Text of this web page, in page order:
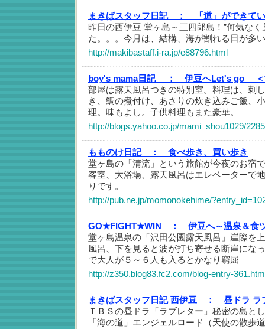
まきばスタッフ日記 ：
「道」ができて
昨日の西伊豆 堂ヶ島～三四郎島！”何気な
た。。。今月は、結構、海が割れる日が多
http://makibastaff.i-ra.jp/e88796.html
boy's mama日記 ：
伊豆へLet's go ＜
部屋は露天風呂つきの特別室。料理は、刺
き、鯛の煮付け、あさりの炊き込みご飯、
理。味もよし。子供料理もまた豪華。
http://blogs.yahoo.co.jp/mami_shou1029/
もものけ日記 ：
食べ歩き、買い歩き
堂ヶ島の「清流」という旅館が今夜のお宿
客室、大浴場、露天風呂はエレベーターで
りです。
http://pub.ne.jp/momonokehime/
GO★FIGHT★WIN ：
伊豆へ～温泉＆食
堂ヶ島温泉の「沢田公園露天風呂」崖際を
風呂、下を見ると波が打ち寄せる断崖にな
で大人が５～６人も入るとかなり窮屈
http://z350.blog83.fc2.com/blog-entry-
まきばスタッフ日記 西伊豆 ：
昼ドラ ラ
ＴＢＳの昼ドラ「ラブレター」秘密の島
「海の道」エンジェルロード（天使の散歩